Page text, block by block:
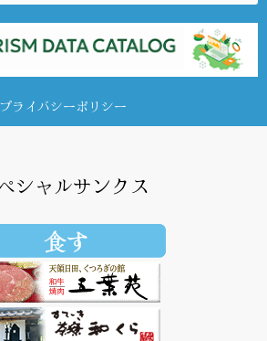
プライバシーポリシー
シャルサンクス